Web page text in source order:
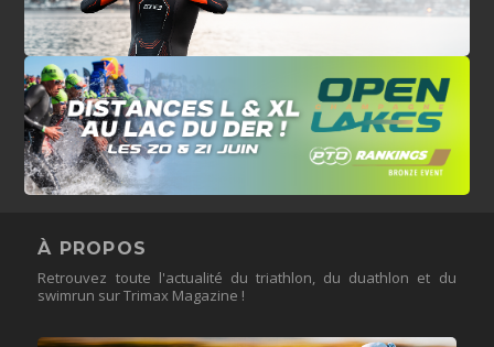
À PROPOS
Retrouvez toute l'actualité du triathlon, du duathlon et du
swimrun sur Trimax Magazine !